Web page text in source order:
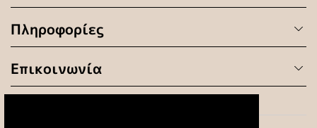
Πληροφορίες
Επικοινωνία